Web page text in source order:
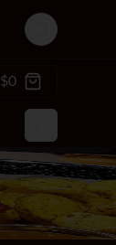
Login
$0